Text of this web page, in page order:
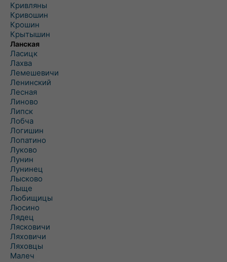
Кривляны
Кривошин
Крошин
Крытышин
Ланская
Ласицк
Лахва
Лемешевичи
Ленинский
Лесная
Линово
Липск
Лобча
Логишин
Лопатино
Луково
Лунин
Лунинец
Лысково
Лыще
Любищицы
Люсино
Лядец
Лясковичи
Ляховичи
Ляховцы
Малеч